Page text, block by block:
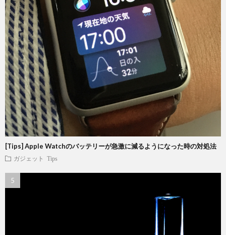
[Tips] Apple Watchのバッテリーが急激に減るようになった時の対処法
ガジェット Tips